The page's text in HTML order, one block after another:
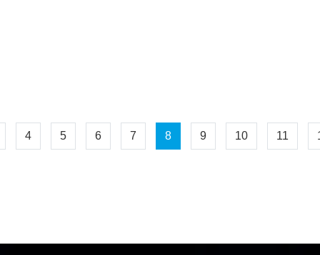
4 5 6 7 8 9 10 11